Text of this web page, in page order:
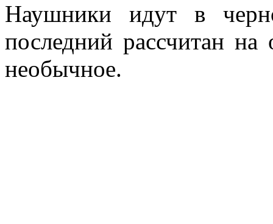
Наушники идут в
последний рассчитан на
необычное.